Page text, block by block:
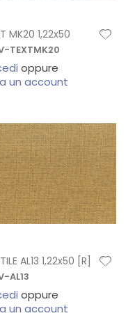
MK20 1,22x50
TEXTMK20
oppure
un account
AL13 1,22x50 [R]
AL13
oppure
un account